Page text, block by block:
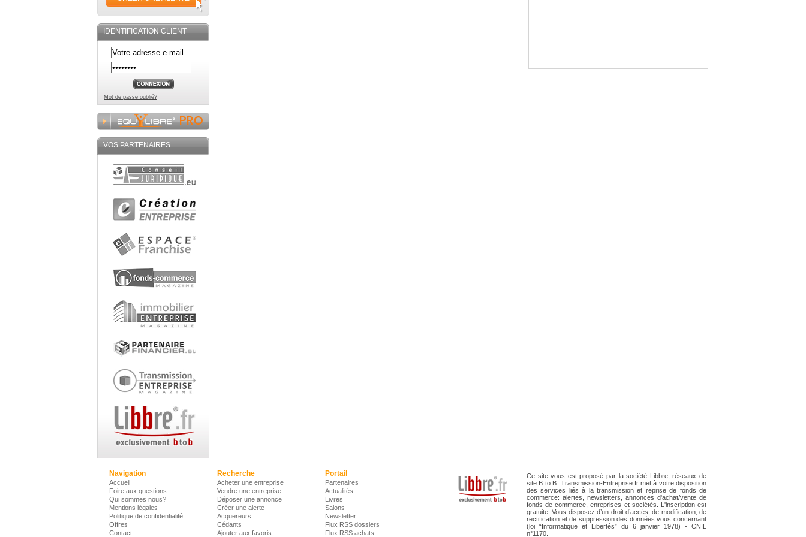
IDENTIFICATION CLIENT
Mot de passe oublié?
VOS PARTENAIRES
Navigation
Accueil
Foire aux questions
Qui sommes nous?
Mentions légales
Politique de confidentialité
Offres
Contact
Recherche
Acheter une entreprise
Vendre une entreprise
Déposer une annonce
Créer une alerte
Acquereurs
Cédants
Ajouter aux favoris
Portail
Partenaires
Actualités
Livres
Salons
Newsletter
Flux RSS dossiers
Flux RSS achats
Ce site vous est proposé par la société Libbre, réseaux de
site B to B. Transmission-Entreprise.fr met à votre disposition
des services liés à la transmission et reprise de fonds de
commerce: alertes, newsletters, annonces d'achat/vente de
fonds de commerce, enreprises et sociétés. L'inscription est
gratuite. Vous disposez d’un droit d’accès, de modification, de
rectification et de suppression des données vous concernant
(loi “Informatique et Libertés” du 6 janvier 1978) - CNIL
n°1170.